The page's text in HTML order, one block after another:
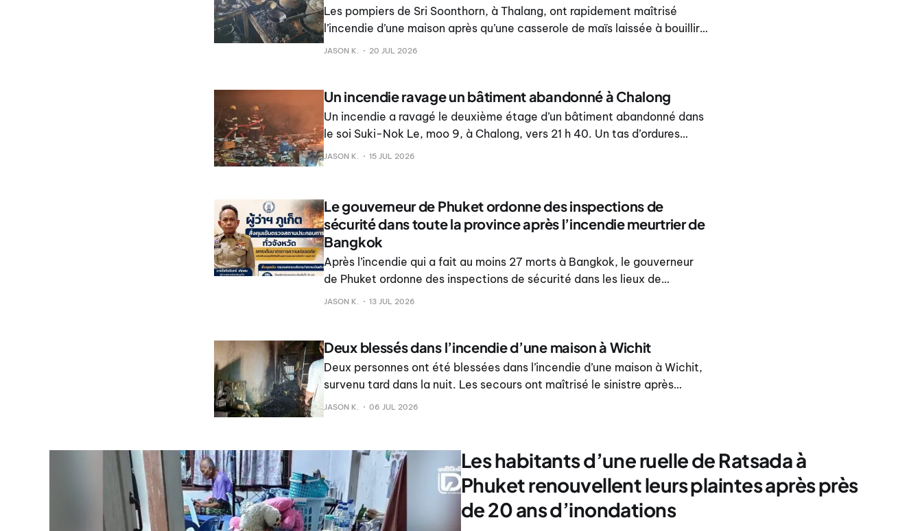
Les pompiers de Sri Soonthorn, à Thalang, ont rapidement maîtrisé
l’incendie d’une maison après qu’une casserole de maïs laissée à bouillir
sans surveillance a pris feu, les flammes se propageant à l’intérieur du
JASON K. 20 JUL 2026
Un incendie ravage un bâtiment abandonné à Chalong
Un incendie a ravagé le deuxième étage d’un bâtiment abandonné dans
le soi Suki-Nok Le, moo 9, à Chalong, vers 21 h 40. Un tas d’ordures
brûlait à l’intérieur du bâtiment. Aucun blessé ni décès n’a été signalé.
JASON K. 15 JUL 2026
Le gouverneur de Phuket ordonne des inspections de
sécurité dans toute la province après l’incendie meurtrier de
Bangkok
Après l’incendie qui a fait au moins 27 morts à Bangkok, le gouverneur
de Phuket ordonne des inspections de sécurité dans les lieux de
divertissement, hôtels et restaurants de toute la province.
JASON K. 13 JUL 2026
Deux blessés dans l’incendie d’une maison à Wichit
Deux personnes ont été blessées dans l’incendie d’une maison à Wichit,
survenu tard dans la nuit. Les secours ont maîtrisé le sinistre après
environ 40 minutes. L’unité de prévention et de lutte contre les
JASON K. 06 JUL 2026
Les habitants d’une ruelle de Ratsada à
Phuket renouvellent leurs plaintes après près
de 20 ans d’inondations